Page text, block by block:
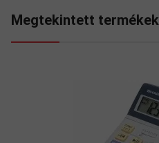
Megtekintett termékek